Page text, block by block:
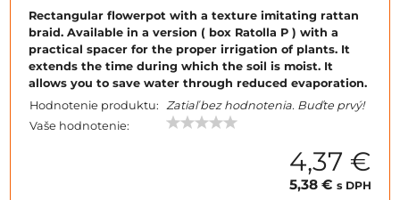
Rectangular flowerpot with a texture imitating rattan
braid. Available in a version ( box Ratolla P ) with a
practical spacer for the proper irrigation of plants. It
extends the time during which the soil is moist. It
allows you to save water through reduced evaporation.
Hodnotenie produktu: Zatiaľ bez hodnotenia. Buďte prvý!
Vaše hodnotenie:
4,37 €
5,38 € s DPH